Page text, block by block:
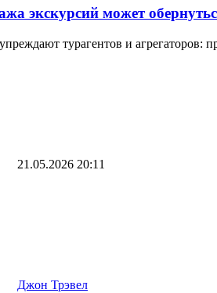
экскурсий может
турагентов и агрегаторов:
21.05.2026 20:11
Джон Трэвел